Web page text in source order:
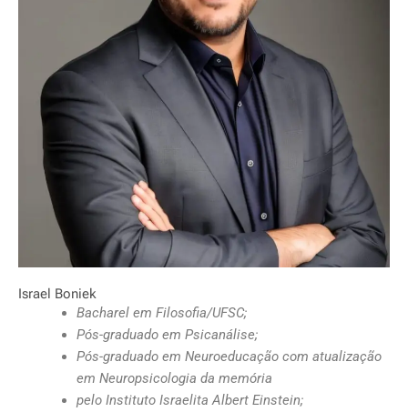
Israel Boniek
Bacharel em Filosofia/UFSC;
Pós-graduado em Psicanálise;
Pós-graduado em Neuroeducação com atualização
em Neuropsicologia da memória
pelo Instituto Israelita Albert Einstein;